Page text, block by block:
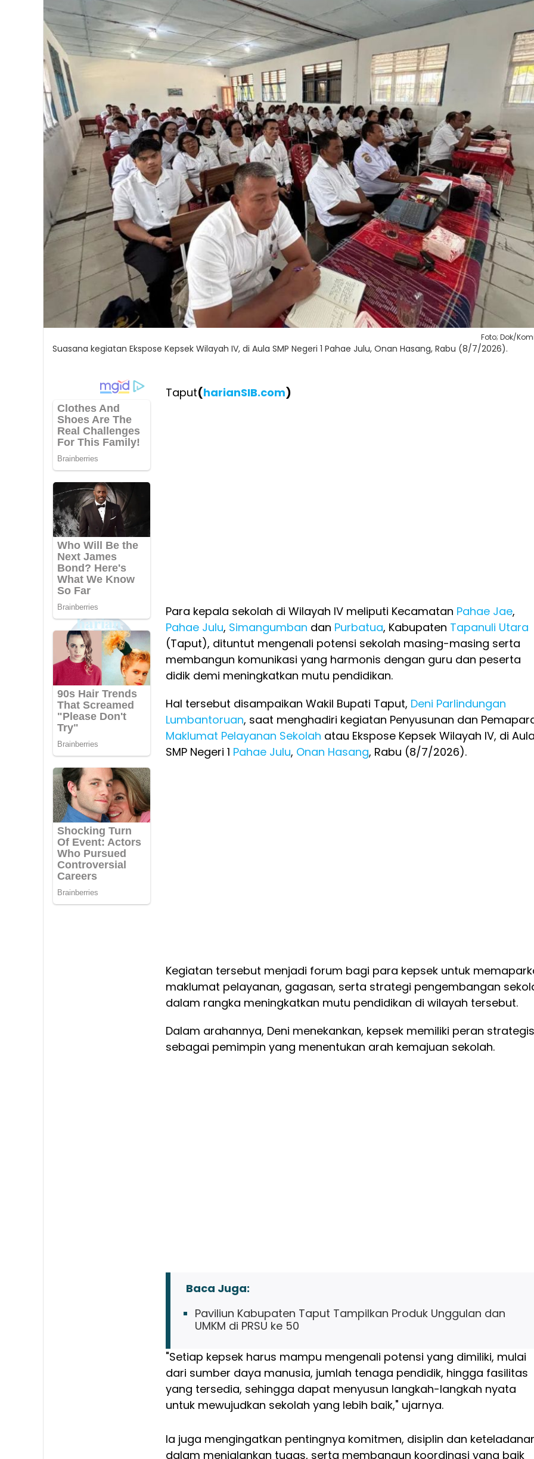
Foto; Dok/
Suasana kegiatan Ekspose Kepsek Wilayah IV, di Aula SMP Negeri 1 Pahae Julu, Onan Hasang, Rabu (8/7/2026).
Taput(harianSIB.com)
Para kepala sekolah di Wilayah IV meliputi Kecamatan Pahae Jae,
Pahae Julu, Simangumban dan Purbatua, Kabupaten Tapanuli Utara
(Taput), dituntut mengenali potensi sekolah masing-masing serta
membangun komunikasi yang harmonis dengan guru dan peserta
didik demi meningkatkan mutu pendidikan.
Hal tersebut disampaikan Wakil Bupati Taput, Deni Parlindungan
Lumbantoruan, saat menghadiri kegiatan Penyusunan dan
Maklumat Pelayanan Sekolah atau Ekspose Kepsek Wilayah IV, di
SMP Negeri 1 Pahae Julu, Onan Hasang, Rabu (8/7/2026).
Kegiatan tersebut menjadi forum bagi para kepsek untuk
maklumat pelayanan, gagasan, serta strategi pengembangan
dalam rangka meningkatkan mutu pendidikan di wilayah tersebut.
Dalam arahannya, Deni menekankan, kepsek memiliki peran strategis
sebagai pemimpin yang menentukan arah kemajuan sekolah.
Baca Juga:
Paviliun Kabupaten Taput Tampilkan Produk Unggulan dan
UMKM di PRSU ke 50
"Setiap kepsek harus mampu mengenali potensi yang dimiliki, mulai
dari sumber daya manusia, jumlah tenaga pendidik, hingga fasilitas
yang tersedia, sehingga dapat menyusun langkah-langkah nyata
untuk mewujudkan sekolah yang lebih baik," ujarnya.
Ia juga mengingatkan pentingnya komitmen, disiplin dan
dalam menjalankan tugas, serta membangun koordinasi yang baik